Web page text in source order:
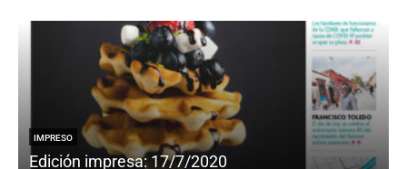
IMPRESO
Edición impresa: 17/7/2020